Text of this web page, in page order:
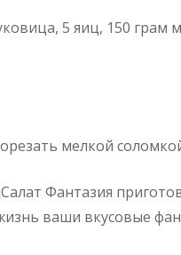
5 яиц, 150 грам
мелкой
Салат Фантазия
ваши вкусовые